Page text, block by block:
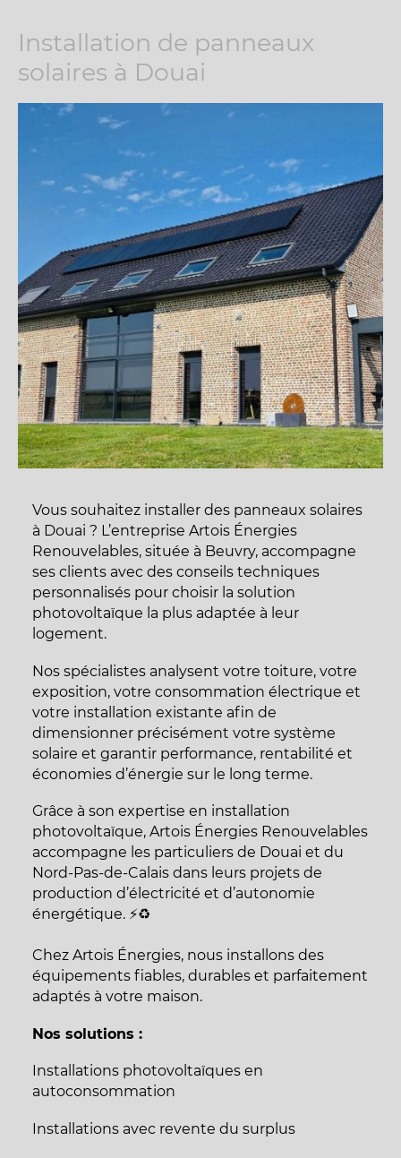
Installation de panneaux
solaires à Douai
Vous souhaitez installer des panneaux solaires
à Douai ? L’entreprise Artois Énergies
Renouvelables, située à Beuvry, accompagne
ses clients avec des conseils techniques
personnalisés pour choisir la solution
photovoltaïque la plus adaptée à leur
logement.
Nos spécialistes analysent votre toiture, votre
exposition, votre consommation électrique et
votre installation existante afin de
dimensionner précisément votre système
solaire et garantir performance, rentabilité et
économies d’énergie sur le long terme.
Grâce à son expertise en installation
photovoltaïque, Artois Énergies Renouvelables
accompagne les particuliers de Douai et du
Nord-Pas-de-Calais dans leurs projets de
production d’électricité et d’autonomie
énergétique. ⚡♻️
Chez Artois Énergies, nous installons des
équipements fiables, durables et parfaitement
adaptés à votre maison.
Nos solutions :
Installations photovoltaïques en
autoconsommation
Installations avec revente du surplus